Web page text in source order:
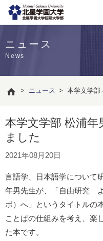
ニュース
News
> ニュース > 本学文学部
本学文学部 松浦
ました
2021年08月20日
言語学、日本語学について
年男先生が、「自由研究
ボ）へ」というタイトルの
ことばの仕組みを考え、楽
た本です。